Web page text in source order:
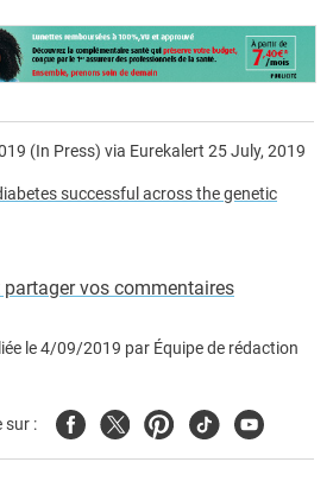
(In Press) via Eurekalert 25 July, 2019
successful across the genetic
vos commentaires
le4/09/2019 par Équipe de rédaction
sur : FacebookTwitterPinterest
TiktokYoutube